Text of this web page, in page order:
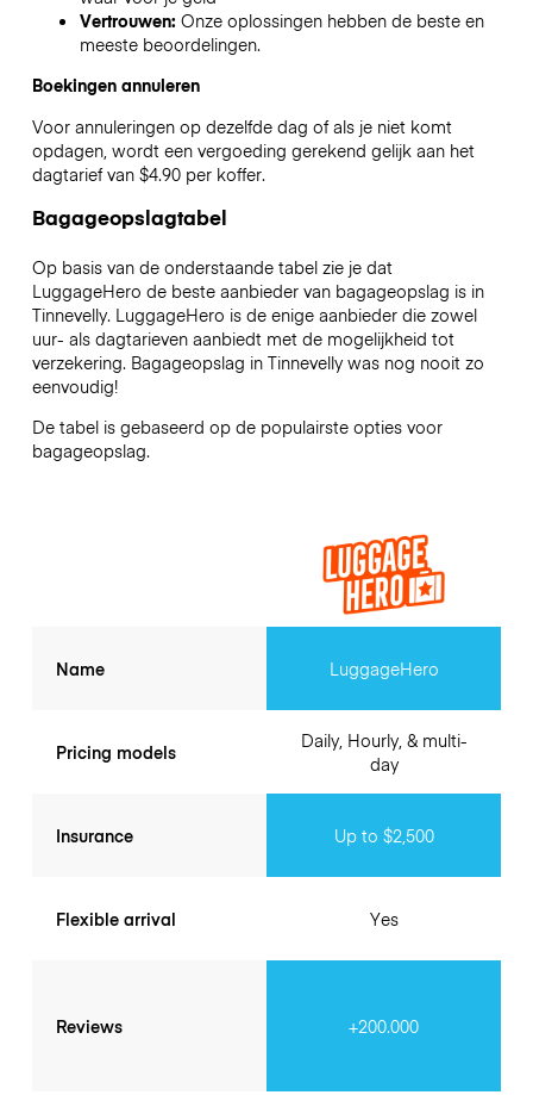
Vertrouwen: Onze oplossingen hebben de beste en
meeste beoordelingen.
Boekingen annuleren
Voor annuleringen op dezelfde dag of als je niet komt
opdagen, wordt een vergoeding gerekend gelijk aan het
dagtarief van $4.90 per koffer.
Bagageopslagtabel
Op basis van de onderstaande tabel zie je dat
LuggageHero de beste aanbieder van bagageopslag is in
Tinnevelly. LuggageHero is de enige aanbieder die zowel
uur- als dagtarieven aanbiedt met de mogelijkheid tot
verzekering. Bagageopslag in Tinnevellywas nog nooit zo
eenvoudig!
De tabel is gebaseerd op de populairste opties voor
bagageopslag.
Name
Pricing models
Insurance
Flexible arrival
Reviews
LuggageHero
Daily, Hourly, & multi-
day
Up to $2,500
Yes
+200.000